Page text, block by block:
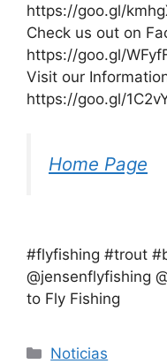
https://goo.gl/
Check us out on
https://goo.gl/
Visit our
https://goo.gl/
Home Page
#flyfishing #trout
@jensenflyfishing
to Fly Fishing
Categorías
Noticias